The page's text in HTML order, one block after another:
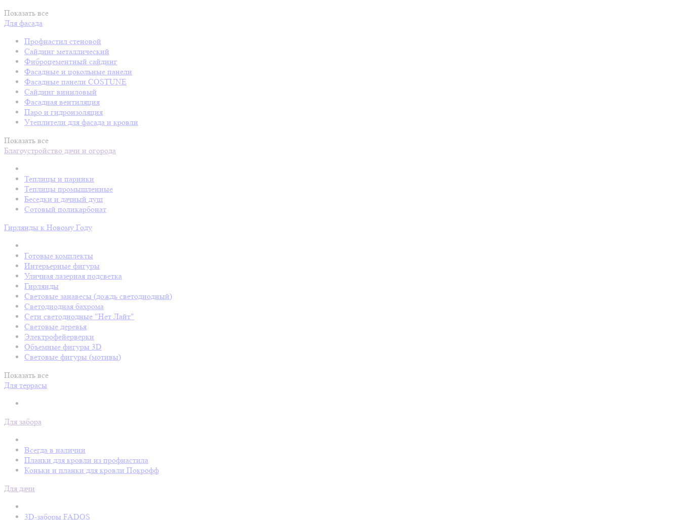
Показать все
Для фасада
Профнастил стеновой
Сайдинг металлический
Фиброцементный сайдинг
Фасадные и цокольные панели
Фасадные панели COSTUNE
Сайдинг виниловый
Фасадная вентиляция
Паро и гидроизоляция
Утеплители для фасада и кровли
Показать все
Благоустройство дачи и огорода
Теплицы и парники
Теплицы промышленные
Беседки и дачный душ
Сотовый поликарбонат
Гирлянды к Новому Году
Готовые комплекты
Интерьерные фигуры
Уличная лазерная подсветка
Гирлянды
Световые занавесы (дождь светодиодный)
Светодиодная бахрома
Сети светодиодные "Нет Лайт"
Световые деревья
Электрофейерверки
Объемные фигуры 3D
Световые фигуры (мотивы)
Показать все
Для террасы
Для забора
Всегда в наличии
Планки для кровли из профнастила
Коньки и планки для кровли Покрофф
Для дачи
3D-заборы FADOS